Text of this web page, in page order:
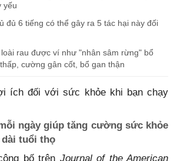
yếu
đủ 6 tiếng có thể gây ra 5 tác hại này đối
rau được ví như "nhân sâm rừng" bổ
cường gân cốt, bổ gan thận
ích đối với sức khỏe khi bạn chạy
ngày giúp tăng cường sức khỏe
dài tuổi thọ
bố trên Journal of the American